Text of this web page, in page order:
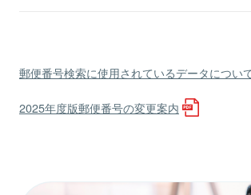
郵便番号検索に使用されているデータについ
2025年度版郵便番号の変更案内